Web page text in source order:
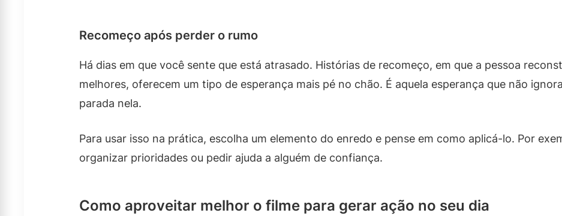
Recomeço após perder o rumo
Há dias em que você sente que está atrasado. Histórias de recomeço, em que a pessoa
melhores, oferecem um tipo de esperança mais pé no chão. É aquela esperança que não
parada nela.
Para usar isso na prática, escolha um elemento do enredo e pense em como aplicá-lo. Por
organizar prioridades ou pedir ajuda a alguém de confiança.
Como aproveitar melhor o filme para gerar ação no seu dia